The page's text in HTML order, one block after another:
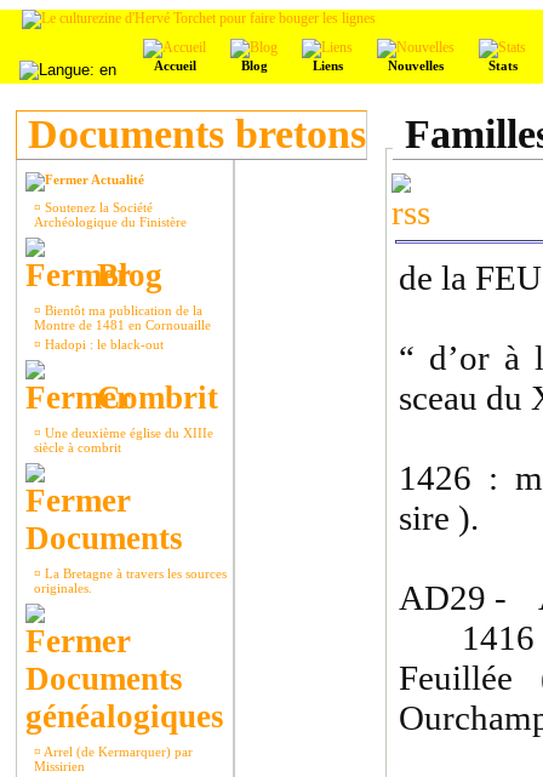
Accueil Blog Liens Nouvelles Stats
Documents bretons
Actualité
¤ Soutenez la Société
Archéologique du Finistère
Blog
¤ Bientôt ma publication de la
Montre de 1481 en Cornouaille
¤ Hadopi : le black-out
Combrit
¤ Une deuxième église du XIIIe
siècle à combrit
Documents
¤ La Bretagne à travers les sources
originales.
Documents
généalogiques
¤ Arrel (de Kermarquer) par
Missirien
de la
“ d’or à
sceau du
1426 :
sire ).
AD29 -
1416 :